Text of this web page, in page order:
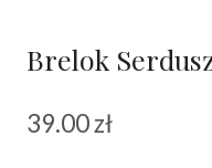
Brelok
39.00zł